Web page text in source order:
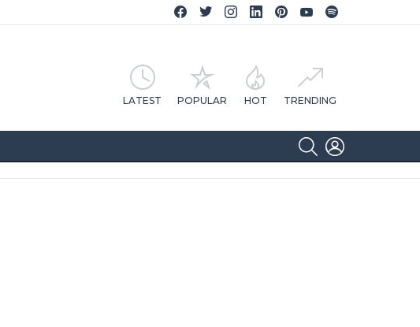
Facebook CA Notícias
Twitter CA Notícias
Instagram CA Notícias
Linkedin CA Notícias
Pinterest CA Notícias
YouTube CA Notícias
LATEST POPULAR HOT TRENDING
SEARCH